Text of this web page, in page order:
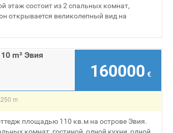
этаж состоит из 2 спальных комнат,
открывается великолепный вид на
m² Эвия
160000 €
250 m
площадью 110 кв.м на острове Эвия.